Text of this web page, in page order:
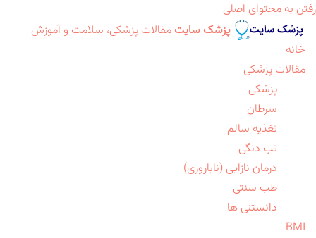
رفتن به محتوای اصلی
پزشک سایت مقالات پزشکی، سلامت و آموزش
خانه
مقالات پزشکی
پزشکی
سرطان
تغذیه سالم
تب دنگی
درمان نازایی (ناباروری)
طب سنتی
دانستنی ها
BMI